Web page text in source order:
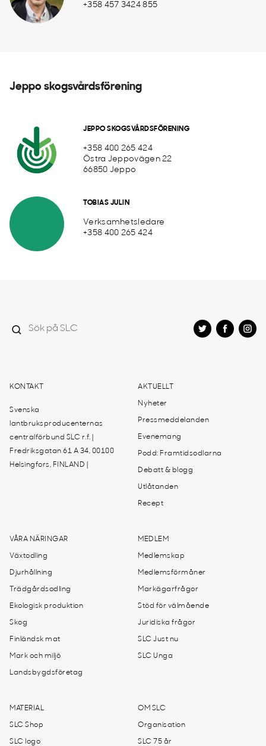
+358 457 3424 855
Jeppo skogsvårdsförening
JEPPO SKOGSVÅRDSFÖRENING
+358 400 265 424
Östra Jeppovägen 22
66850 Jeppo
TOBIAS JULIN
Verksamhetsledare
+358 400 265 424
KONTAKT
Svenska
lantbruksproducenternas
centralförbund SLC r.f. |
Fredriksgatan 61 A 34, 00100
Helsingfors, FINLAND |
AKTUELLT
Nyheter
Pressmeddelanden
Evenemang
Podd: Framtidsodlarna
Debatt & blogg
Utlåtanden
Recept
VÅRA NÄRINGAR
Växtodling
Djurhållning
Trädgårdsodling
Ekologisk produktion
Skog
Finländsk mat
Mark och miljö
Landsbygdsföretag
MEDLEM
Medlemskap
Medlemsförmåner
Markägarfrågor
Stöd för välmående
Juridiska frågor
SLC Just nu
SLC Unga
MATERIAL
SLC Shop
SLC logo
OM SLC
Organisation
SLC 75 år